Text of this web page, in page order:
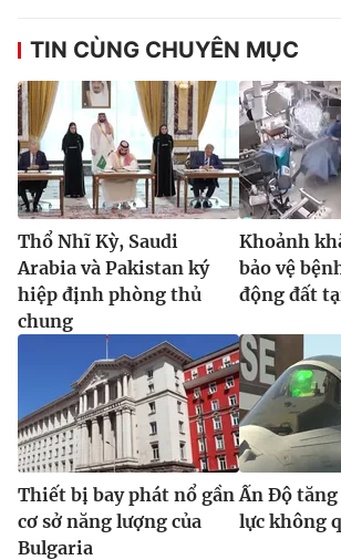
TIN CÙNG CHUYÊN MỤC
Thổ Nhĩ Kỳ, Saudi
Arabia và Pakistan ký
hiệp định phòng thủ
chung
Khoảnh
bảo vệ
động đất
Thiết bị bay phát nổ gần
cơ sở năng lượng của
Bulgaria
Ấn Độ
lực không